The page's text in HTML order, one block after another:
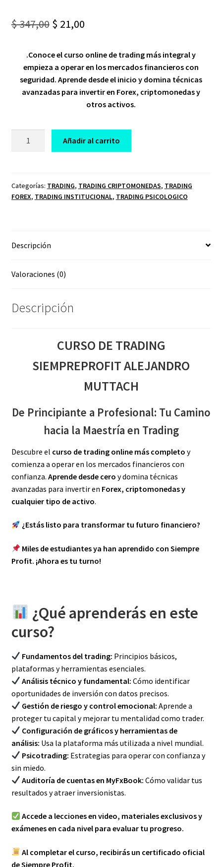
$347,00 Original
was:
$ 347,00.
$ 21,00Current
is:
$ 21,00.
.Conoce el curso online de trading más integral y
empieza a operar en los mercados financieros con
seguridad. Aprende desde el inicio y domina técnicas
avanzadas para invertir en Forex, criptomonedas y
otros activos.
ALEJANDRO
MUTTACH
Añadir al carrito
Categorías: TRADING, TRADING CRIPTOMONEDAS, TRADING
FOREX, TRADING INSTITUCIONAL, TRADING PSICOLOGICO
Descripción
Valoraciones (0)
Descripción
CURSO DE TRADING
SIEMPREPROFIT ALEJANDRO
MUTTACH
De Principiante a Profesional: Tu Camino
hacia la Maestría en Trading
Descubre el curso de trading online más completo y
comienza a operar en los mercados financieros con
confianza. Aprende desde cero y domina técnicas
avanzadas para invertir en Forex, criptomonedas y
cualquier tipo de activo.
¿Estás listo para transformar tu futuro financiero?
Miles de estudiantes ya han aprendido con Siempre
Profit. ¡Ahora es tu turno!
¿Qué aprenderás en este
curso?
Fundamentos del trading: Principios básicos,
plataformas y herramientas esenciales.
Análisis técnico y fundamental: Cómo identificar
oportunidades de inversión con datos precisos.
Gestión de riesgo y control emocional: Aprende a
proteger tu capital y mejorar tu mentalidad como trader.
Configuración de gráficos y herramientas de
análisis: Usa la plataforma más utilizada a nivel mundial.
Psicotrading: Estrategias para operar con confianza y
sin miedo.
Auditoría de cuentas en MyFxBook: Cómo validar tus
resultados y atraer inversionistas.
Accede a lecciones en video, materiales exclusivos y
exámenes en cada nivel para evaluar tu progreso.
Al completar el curso, recibirás un certificado oficial
de Siempre Profit.